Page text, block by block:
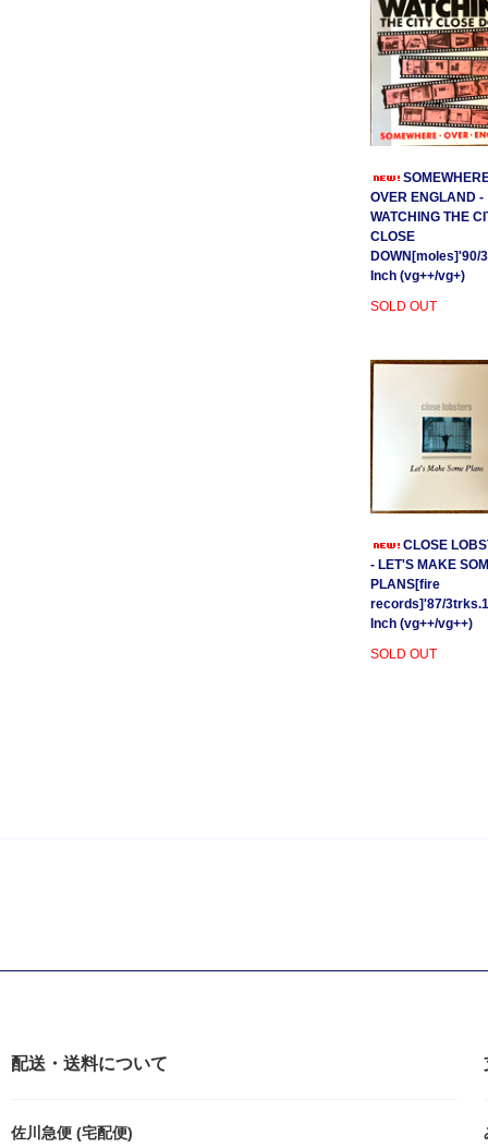
OVER ENGLAND -
WATCHING THE
CLOSE
DOWN[moles]'90/
Inch (vg++/vg+)
SOLD OUT
CLOSE
- LET'S MAKE
PLANS[fire
records]'87/
Inch (vg++/vg++)
SOLD OUT
配送・送料について
佐川急便 (宅配便)